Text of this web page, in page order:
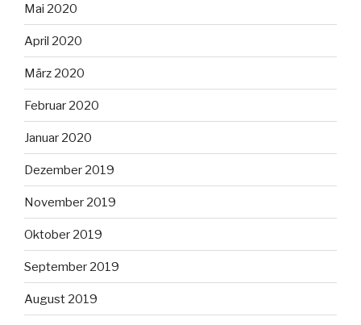
Mai 2020
April 2020
März 2020
Februar 2020
Januar 2020
Dezember 2019
November 2019
Oktober 2019
September 2019
August 2019